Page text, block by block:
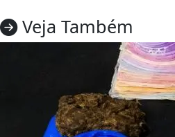
Veja Também